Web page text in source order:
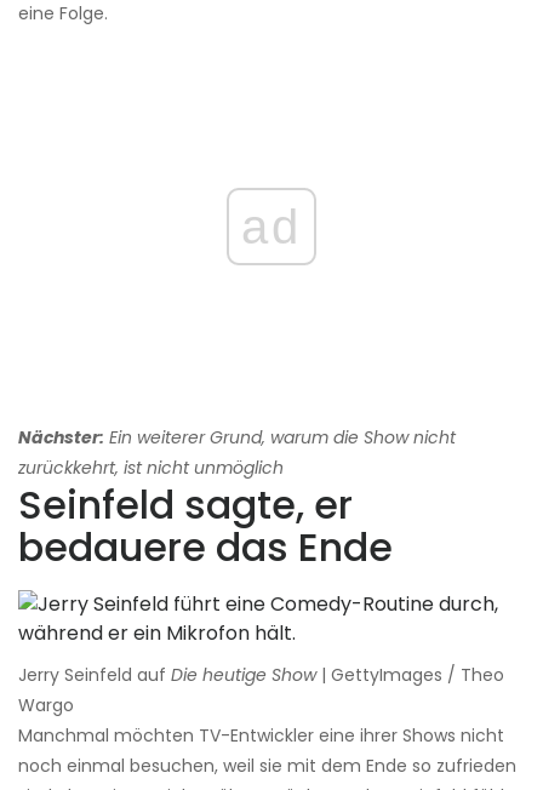
eine Folge.
ad
Nächster: Ein weiterer Grund, warum die Show nicht
zurückkehrt, ist nicht unmöglich
Seinfeld sagte, er
bedauere das Ende
Jerry Seinfeld auf Die heutige Show| GettyImages / Theo
Wargo
Manchmal möchten TV-Entwickler eine ihrer Shows nicht
noch einmal besuchen, weil sie mit dem Ende so zufrieden